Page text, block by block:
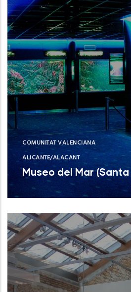
COMUNITAT VALENCIANA
ALICANTE/ALACANT
Museo del Mar
Museo del Mar (Santa Pola)